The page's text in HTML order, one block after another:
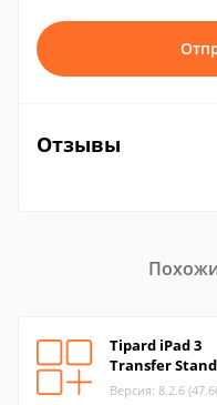
Отзывы
Tipard iPad 3
Transfer
Версия: 8.2.6